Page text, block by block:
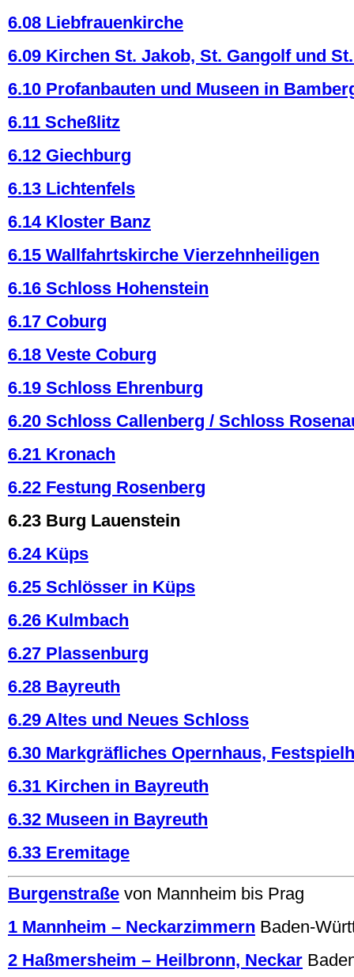
6.08 Liebfrauenkirche
6.09 Kirchen St. Jakob, St. Gangolf und
6.10 Profanbauten und Museen in
6.11 Scheßlitz
6.12 Giechburg
6.13 Lichtenfels
6.14 Kloster Banz
6.15 Wallfahrtskirche Vierzehnheiligen
6.16 Schloss Hohenstein
6.17 Coburg
6.18 Veste Coburg
6.19 Schloss Ehrenburg
6.20 Schloss Callenberg / Schloss
6.21 Kronach
6.22 Festung Rosenberg
6.23 Burg Lauenstein
6.24 Küps
6.25 Schlösser in Küps
6.26 Kulmbach
6.27 Plassenburg
6.28 Bayreuth
6.29 Altes und Neues Schloss
6.30 Markgräfliches Opernhaus,
6.31 Kirchen in Bayreuth
6.32 Museen in Bayreuth
6.33 Eremitage
Burgenstraße von Mannheim bis Prag
1 Mannheim – Neckarzimmern Baden-
2 Haßmersheim – Heilbronn, Neckar